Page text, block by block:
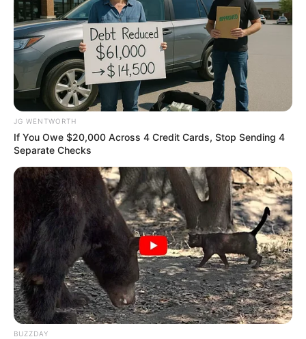
A Rihanna Museum Is Probably Opening Soon
BRAINBERRIES
Who Will Be the Next James Bond? Here's What
We Know So Far
BRAINBERRIES
JG WENTWORTH
If You Owe $20,000 Across 4 Credit Cards, Stop Sending 4
Separate Checks
BUZZDAY